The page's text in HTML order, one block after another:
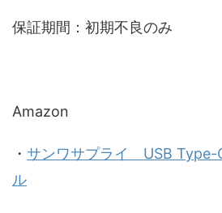
保証期間：初期不良のみ
Amazon
・ サンワサプライ USB Type-
ル